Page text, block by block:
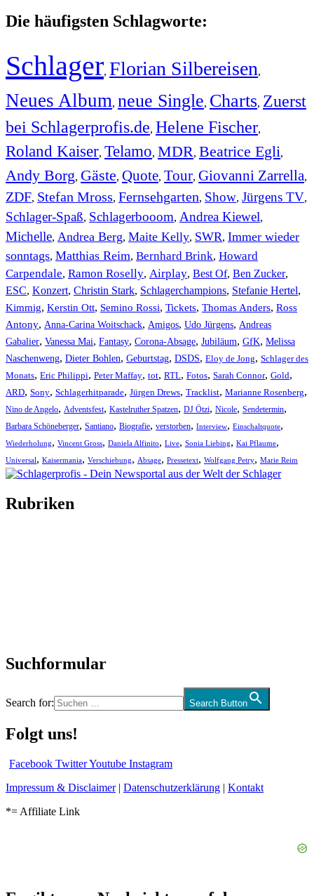
Die häufigsten Schlagworte:
Schlager, Florian Silbereisen,
Neues Album, neue Single, Charts, Zuerst
bei Schlagerprofis.de, Helene Fischer,
Roland Kaiser, Telamo, MDR, Beatrice Egli,
Andy Borg, Gäste, Quote, Tour, Giovanni Zarrella,
ZDF, Stefan Mross, Fernsehgarten, Show, Jürgens TV,
Schlager-Spaß, Schlagerbooom, Andrea Kiewel,
Michelle, Andrea Berg, Maite Kelly, SWR, Immer wieder
sonntags, Matthias Reim, Bernhard Brink, Howard
Carpendale, Ramon Roselly, Airplay, Best Of, Ben Zucker,
ESC, Konzert, Christin Stark, Schlagerchampions, Stefanie Hertel,
Kimmig, Kerstin Ott, Semino Rossi, Tickets, Thomas Anders, Ross
Antony, Anna-Carina Woitschack, Amigos, Udo Jürgens, Andreas
Gabalier, Vanessa Mai, Fantasy, Corona-Absage, Jubiläum, GfK, Melissa
Naschenweng, Dieter Bohlen, Geburtstag, DSDS, Eloy de Jong, Schlager des
Monats, Eric Philippi, Peter Maffay, tot, RTL, Fotos, Sarah Connor, Gold,
ARD, Sony, Schlagerhitparade, Jürgen Drews, Tracklist, Marianne Rosenberg,
Nino de Angelo, Adventsfest, Kastelruther Spatzen, DJ Ötzi, Nicole, Sendetermin,
Barbara Schöneberger, Santiano, Biografie, verstorben, Interview, Einschaltquote,
Wiederholung, Vincent Gross, Daniela Alfinito, Live, Sonia Liebing, Kai Pflaume,
Universal, Kaisermania, Verschiebung, Absage, Pressetext, Wolfgang Petry, Marie Reim
Rubriken
Suchformular
Search for: Search Button
Folgt uns!
Facebook TwitterYoutube Instagram
Impressum & Disclaimer| Datenschutzerklärung | Kontakt
*= Affiliate Link